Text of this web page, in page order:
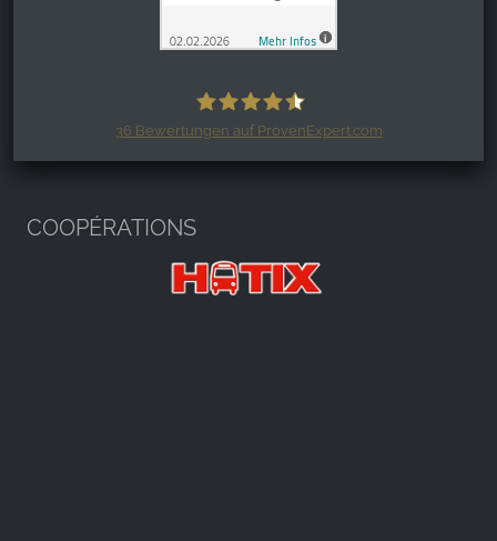
Harzspots.com - Den neuen Harz
36 Bewertungen auf ProvenExpert.com
COOPÉRATIONS